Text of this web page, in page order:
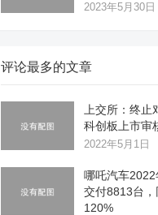
2023年5月30日
评论最多的文章
上交所：终止
科创板上市审
2022年5月1日
哪吒汽车
交付8813台，
120%